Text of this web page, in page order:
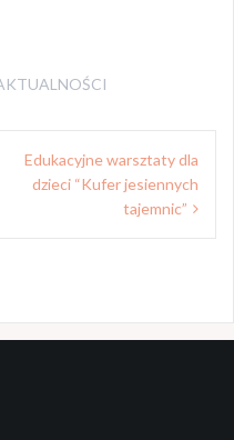
Edukacyjne warsztaty dla
dzieci “Kufer jesiennych
tajemnic”